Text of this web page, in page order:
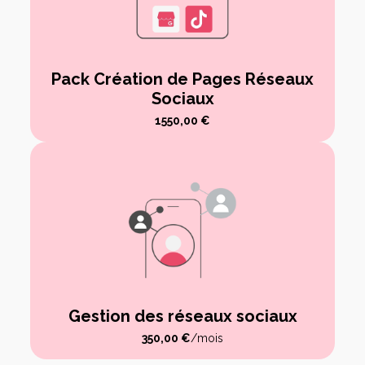
Pack Création de Pages Réseaux
Sociaux
1550,00 €
Gestion des réseaux sociaux
350,00 €/mois